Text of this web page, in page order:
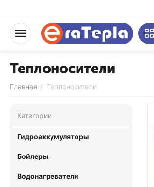
Теплоносители
Главная / Теплоносители
Категории
Гидроаккумуляторы
Бойлеры
Водонагреватели